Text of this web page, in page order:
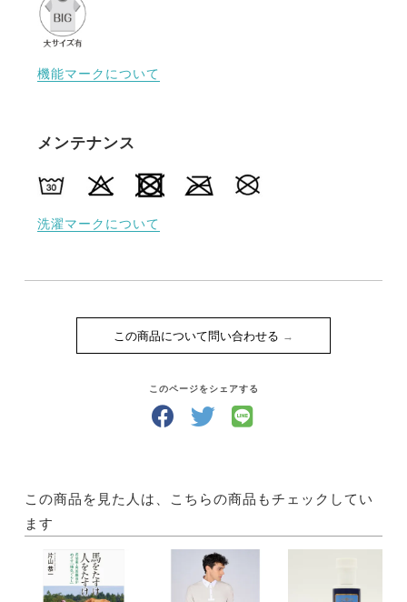
機能マークについて
メンテナンス
洗濯マークについて
この商品について問い合わせる
このページをシェアする
この商品を見た人は、こちらの商品もチェックしてい
ます